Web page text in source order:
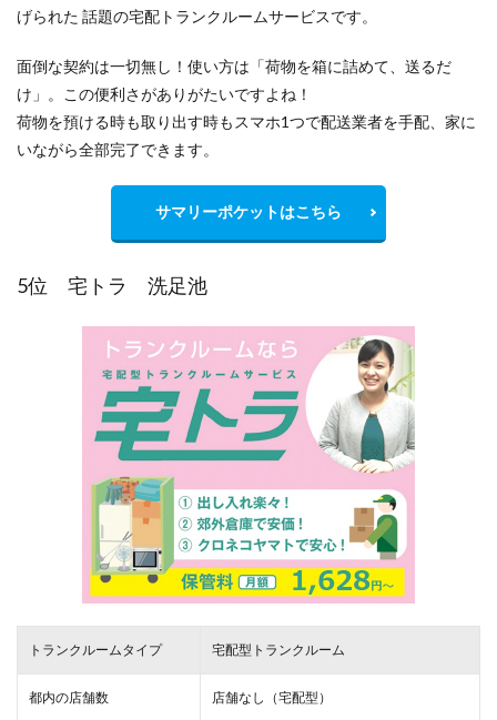
げられた 話題の宅配トランクルームサービスです。
面倒な契約は一切無し！使い方は「荷物を箱に詰めて、送るだ
け」。この便利さがありがたいですよね！
荷物を預ける時も取り出す時もスマホ1つで配送業者を手配、家に
いながら全部完了できます。
サマリーポケットはこちら
5位 宅トラ 洗足池
トランクルームタイプ 宅配型トランクルーム
都内の店舗数 店舗なし（宅配型）